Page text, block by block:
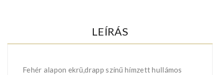
LEÍRÁS
Fehér alapon ekrü,drapp színű hímzett hullámos